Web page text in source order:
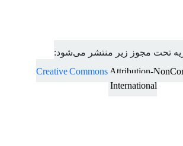
تحت مجوز زیر منتشر می‌شود:
Creative Commons Attribution-
International